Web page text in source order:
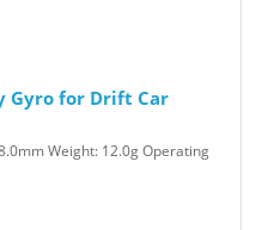
Gyro for Drift Car
Weight: 12.0g Operating